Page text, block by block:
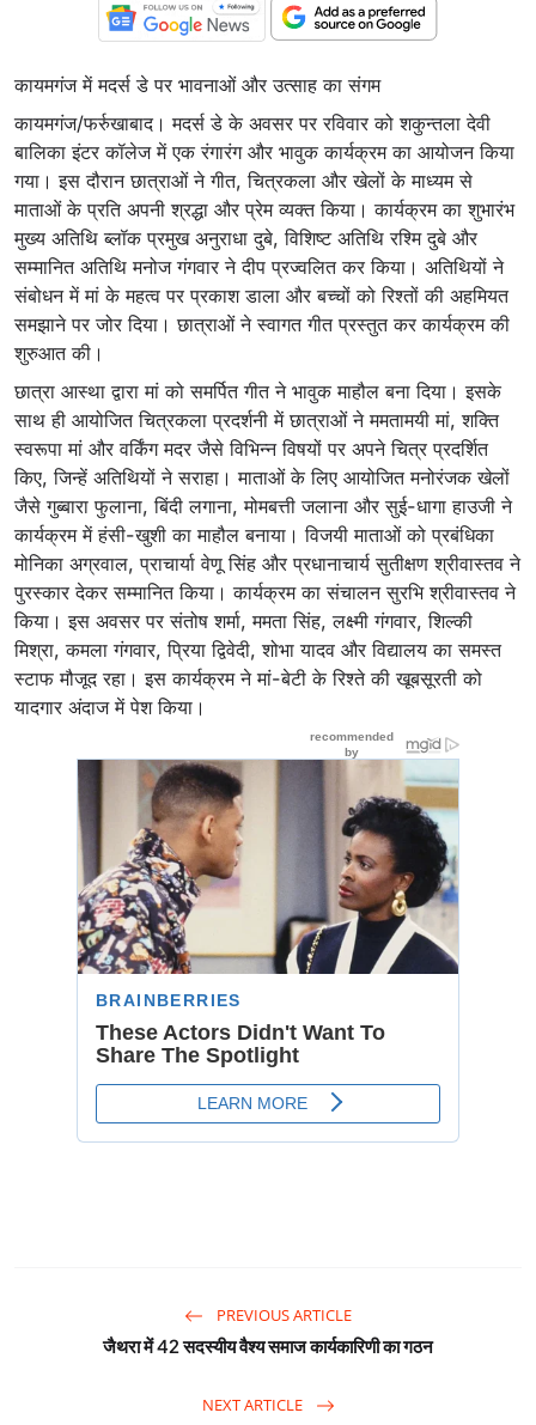
कायमगंज में मदर्स डे पर भावनाओं और उत्साह का संगम
कायमगंज/फर्रुखाबाद। मदर्स डे के अवसर पर रविवार को शकुन्तला देवी
बालिका इंटर कॉलेज में एक रंगारंग और भावुक कार्यक्रम का आयोजन किया
गया। इस दौरान छात्राओं ने गीत, चित्रकला और खेलों के माध्यम से
माताओं के प्रति अपनी श्रद्धा और प्रेम व्यक्त किया। कार्यक्रम का शुभारंभ
मुख्य अतिथि ब्लॉक प्रमुख अनुराधा दुबे, विशिष्ट अतिथि रश्मि दुबे और
सम्मानित अतिथि मनोज गंगवार ने दीप प्रज्वलित कर किया। अतिथियों ने
संबोधन में मां के महत्व पर प्रकाश डाला और बच्चों को रिश्तों की अहमियत
समझाने पर जोर दिया। छात्राओं ने स्वागत गीत प्रस्तुत कर कार्यक्रम की
शुरुआत की।
छात्रा आस्था द्वारा मां को समर्पित गीत ने भावुक माहौल बना दिया। इसके
साथ ही आयोजित चित्रकला प्रदर्शनी में छात्राओं ने ममतामयी मां, शक्ति
स्वरूपा मां और वर्किंग मदर जैसे विभिन्न विषयों पर अपने चित्र प्रदर्शित
किए, जिन्हें अतिथियों ने सराहा। माताओं के लिए आयोजित मनोरंजक खेलों
जैसे गुब्बारा फुलाना, बिंदी लगाना, मोमबत्ती जलाना और सुई-धागा हाउजी ने
कार्यक्रम में हंसी-खुशी का माहौल बनाया। विजयी माताओं को प्रबंधिका
मोनिका अग्रवाल, प्राचार्या वेणू सिंह और प्रधानाचार्य सुतीक्षण श्रीवास्तव ने
पुरस्कार देकर सम्मानित किया। कार्यक्रम का संचालन सुरभि श्रीवास्तव ने
किया। इस अवसर पर संतोष शर्मा, ममता सिंह, लक्ष्मी गंगवार, शिल्की
मिश्रा, कमला गंगवार, प्रिया द्विवेदी, शोभा यादव और विद्यालय का समस्त
स्टाफ मौजूद रहा। इस कार्यक्रम ने मां-बेटी के रिश्ते की खूबसूरती को
यादगार अंदाज में पेश किया।
PREVIOUS ARTICLE
जैथरा में 42 सदस्यीय वैश्य समाज कार्यकारिणी का गठन
NEXT ARTICLE